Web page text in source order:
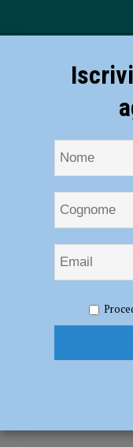
(Lega): “La Regione
piacentine”
Maltempo,